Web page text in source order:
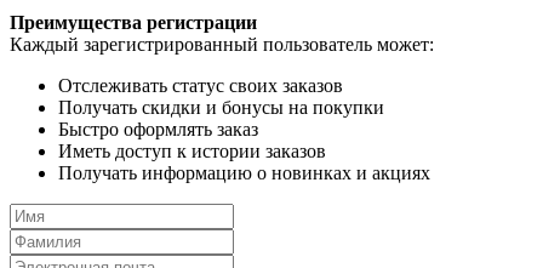
Преимущества регистрации
Каждый зарегистрированный пользователь может:
Отслеживать статус своих заказов
Получать скидки и бонусы на покупки
Быстро оформлять заказ
Иметь доступ к истории заказов
Получать информацию о новинках и акциях